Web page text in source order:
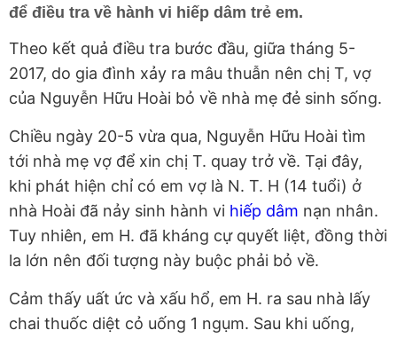
để điều tra về hành vi hiếp dâm trẻ em.
Theo kết quả điều tra bước đầu, giữa tháng 5-
2017, do gia đình xảy ra mâu thuẫn nên chị T, vợ
của Nguyễn Hữu Hoài bỏ về nhà mẹ đẻ sinh sống.
Chiều ngày 20-5 vừa qua, Nguyễn Hữu Hoài tìm
tới nhà mẹ vợ để xin chị T. quay trở về. Tại đây,
khi phát hiện chỉ có em vợ là N. T. H (14 tuổi) ở
nhà Hoài đã nảy sinh hành vi hiếp dâm nạn nhân.
Tuy nhiên, em H. đã kháng cự quyết liệt, đồng thời
la lớn nên đối tượng này buộc phải bỏ về.
Cảm thấy uất ức và xấu hổ, em H. ra sau nhà lấy
chai thuốc diệt cỏ uống 1 ngụm. Sau khi uống,